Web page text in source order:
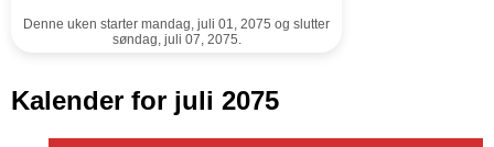
Denne uken starter mandag, juli 01, 2075 og slutter
søndag, juli 07, 2075.
Kalender for juli 2075